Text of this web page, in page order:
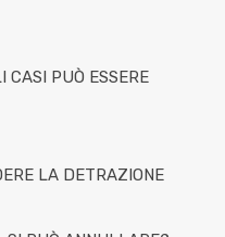
CASI PUÒ ESSERE
LA DETRAZIONE